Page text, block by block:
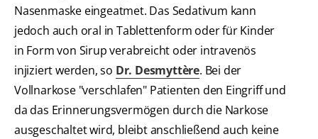
Nasenmaske eingeatmet. Das Sedativum kann
jedoch auch oral in Tablettenform oder für Kinder
in Form von Sirup verabreicht oder intravenös
injiziert werden, so Dr. Desmyttère. Bei der
Vollnarkose "verschlafen" Patienten den Eingriff und
da das Erinnerungsvermögen durch die Narkose
ausgeschaltet wird, bleibt anschließend auch keine